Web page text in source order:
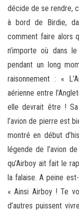
décide de se rendre,
à bord de Birdie,
comment faire alors
n’importe où dans
pendant un long
raisonnement : «
aérienne entre
elle devrait être !
l’avion de pierre est
montré en début
légende de l’avion
qu’Airboy ait fait le
la falaise. A peine
« Ainsi Airboy ! Te
d’autres puissent